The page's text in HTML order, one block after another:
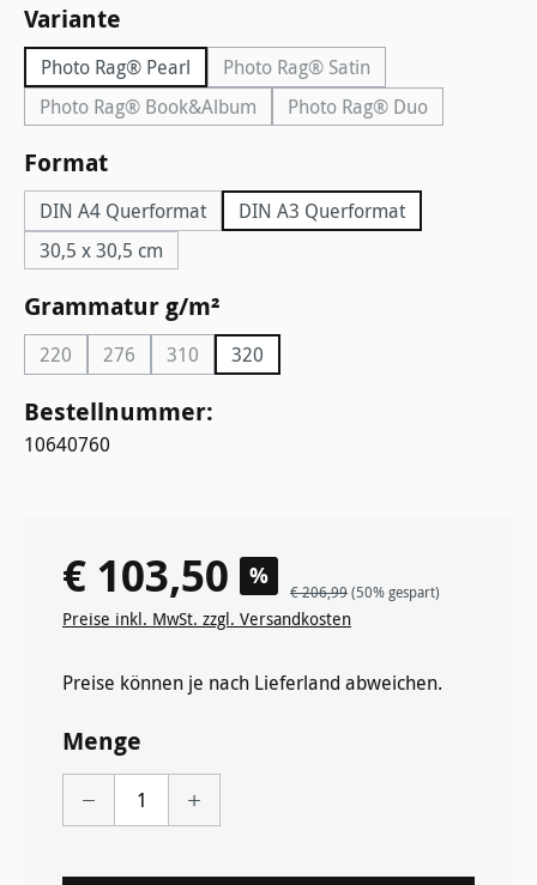
Variante
Photo Rag® Pearl Photo Rag® Satin(Diese Option ist zurzeit nicht
Photo Rag® Book&Album(Diese Option ist zurzeit nicht verfügbar.)
Photo Rag® Duo
(Diese Option ist
Formatauswählen
DIN A4 Querformat
DIN A3 Querformat
30,5 x 30,5 cm
Grammatur g/m²
220(Diese Option ist zurzeit nicht verfügbar.)
276(Diese Option ist zurzeit nicht verfügbar.)
310(Diese Option ist zurzeit nicht verfügbar.)
320
Bestellnummer:
10640760
Verkaufspreis:
€ 103,50 % Regulärer Preis:
€ 206,99(50% gespart)
Preise inkl. MwSt. zzgl. Versandkosten
Preise können je nach Lieferland abweichen.
Menge